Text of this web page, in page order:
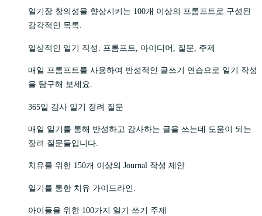
일기장 창의성을 향상시키는 100개 이상의 프롬프트로 구성된
감각적인 목록.
일상적인 일기 작성: 프롬프트, 아이디어, 질문, 주제
매일 프롬프트를 사용하여 반성적인 글쓰기 연습으로 일기 작성
을 탐구해 보세요.
365일 감사 일기 장려 질문
매일 일기를 통해 반성하고 감사하는 글을 쓰는데 도움이 되는
장려 질문들입니다.
치유를 위한 150개 이상의 Journal 작성 제안
일기를 통한 치유 가이드라인.
아이들을 위한 100가지 일기 쓰기 주제